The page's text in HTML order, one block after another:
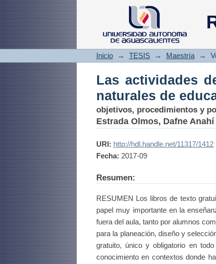
Las
educación
Inicio → TESIS → Maestría →
Las actividades
naturales de
objetivos, procedimientos y
Estrada Olmos, Dafne Anahí
URI: http://hdl.handle.net/11317/1412
Fecha: 2017-09
Resumen:
RESUMEN Los libros de texto
papel muy importante en la
fuera del aula, tanto por alumnos
para la planeación, diseño y
gratuito, único y obligatorio en
conocimiento en contextos donde